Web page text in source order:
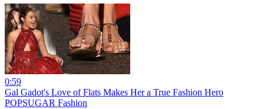
0:59
Gal Gadot's Love of Flats Makes Her a True Fashion Hero
POPSUGAR Fashion